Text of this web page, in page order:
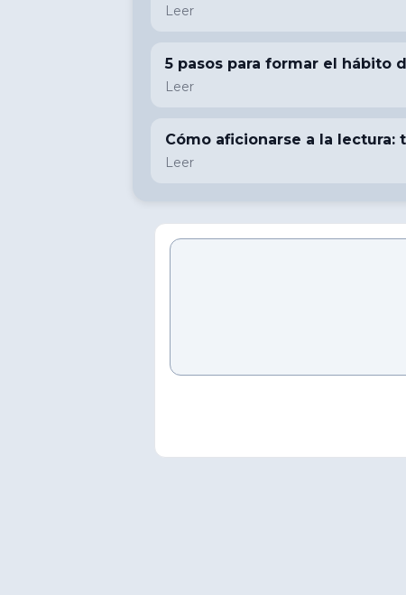
Leer
5 pasos para formar el hábito
Leer
Cómo aficionarse a la lectura:
Leer